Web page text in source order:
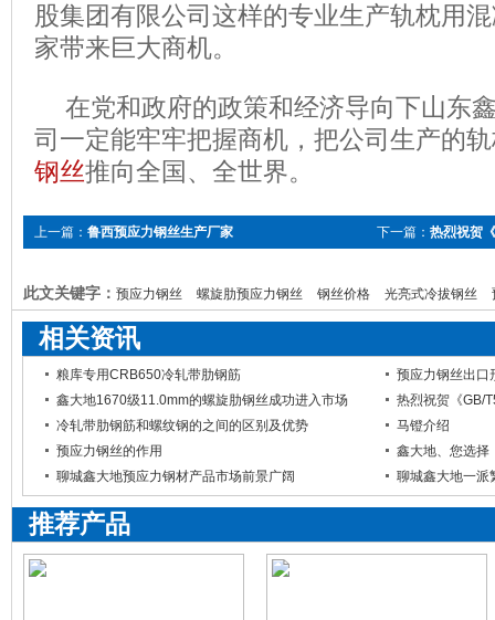
股集团有限公司这样的专业生产轨枕用
家带来巨大商机。
在党和政府的政策和经济导向下山东
司一定能牢牢把握商机，把公司生产的
钢丝推向全国、全世界。
下一篇： 热烈祝贺
上一篇： 鲁西预应力钢丝生产厂家
此文关键字： 预应力钢丝 螺旋肋预应力钢丝 钢丝价格 光亮式冷拔钢丝
相关资讯
粮库专用CRB650冷轧带肋钢筋
预应力钢丝出口
鑫大地1670级11.0mm的螺旋肋钢丝成功进入市场
冷轧带肋钢筋和螺纹钢的之间的区别及优势
马镫介绍
预应力钢丝的作用
鑫大地、您选择
聊城鑫大地预应力钢材产品市场前景广阔
聊城鑫大地一派
推荐产品